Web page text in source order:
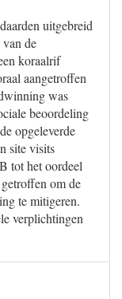
uitgebreid
de
koraalrif
aangetroffen
was
beoordeling
opgeleverde
site visits
tot het oordeel
om de
te mitigeren.
verplichtingen